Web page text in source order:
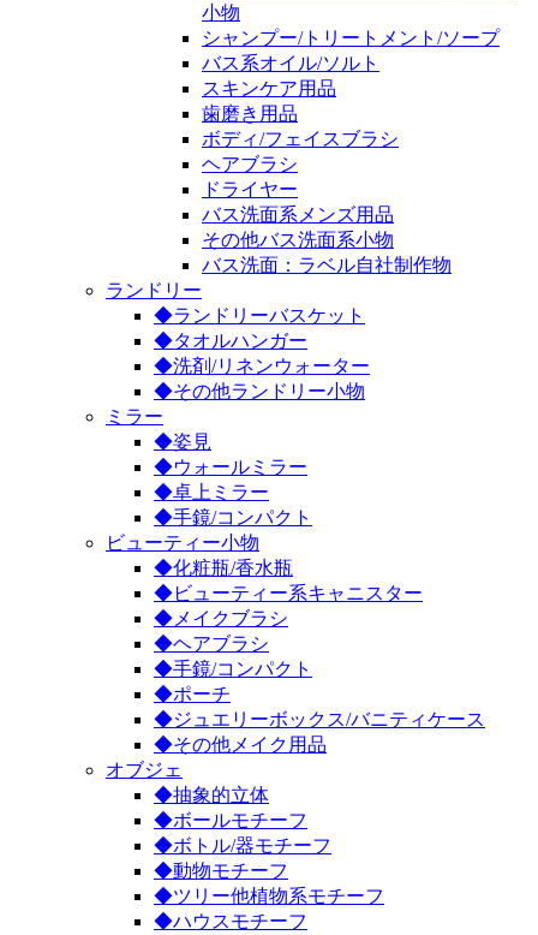
小物
シャンプー/トリートメント/ソープ
バス系オイル/ソルト
スキンケア用品
歯磨き用品
ボディ/フェイスブラシ
ヘアブラシ
ドライヤー
バス洗面系メンズ用品
その他バス洗面系小物
バス洗面：ラベル自社制作物
ランドリー
◆ランドリーバスケット
◆タオルハンガー
◆洗剤/リネンウォーター
◆その他ランドリー小物
ミラー
◆姿見
◆ウォールミラー
◆卓上ミラー
◆手鏡/コンパクト
ビューティー小物
◆化粧瓶/香水瓶
◆ビューティー系キャニスター
◆メイクブラシ
◆ヘアブラシ
◆手鏡/コンパクト
◆ポーチ
◆ジュエリーボックス/バニティケース
◆その他メイク用品
オブジェ
◆抽象的立体
◆ボールモチーフ
◆ボトル/器モチーフ
◆動物モチーフ
◆ツリー他植物系モチーフ
◆ハウスモチーフ